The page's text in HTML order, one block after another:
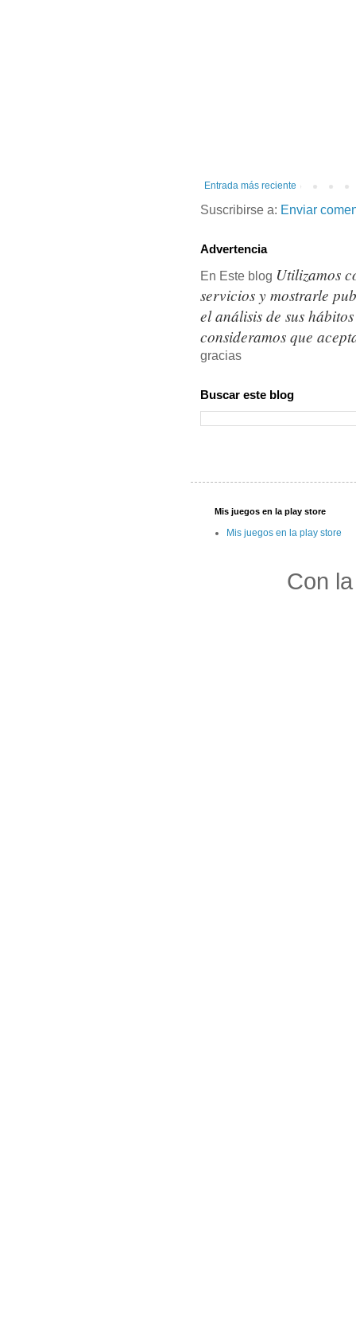
Entrada más reciente
Suscribirse a: Enviar
Advertencia
En Este blog Utilizamos
servicios y mostrarle
el análisis de sus
consideramos que
gracias
Buscar este blog
Mis juegos en la play store
Mis juegos en la play store
Con